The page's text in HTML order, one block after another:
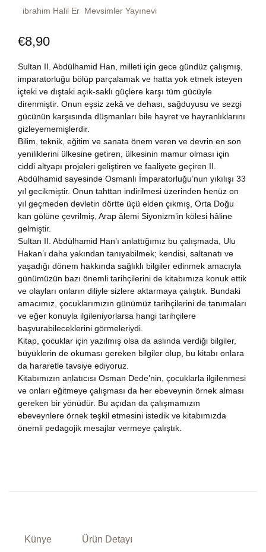
Felsefe
Fransızca
Ingilizce
Kişisel Gelişim
Psikoloji
Tarih
Bize Ulaşın
TR
DE
ibrahim Halil Er Mevsimler Yayınevi
€8,90
Sultan II. Abdülhamid Han, milleti için gece gündüz çalışmış,
imparatorluğu bölüp parçalamak ve hatta yok etmek isteyen
içteki ve dıştaki açık-saklı güçlere karşı tüm gücüyle
direnmiştir. Onun eşsiz zekâ ve dehası, sağduyusu ve sezgi
gücünün karşısında düşmanları bile hayret ve hayranlıklarını
gizleyememişlerdir.
Bilim, teknik, eğitim ve sanata önem veren ve devrin en son
yeniliklerini ülkesine getiren, ülkesinin mamur olması için
ciddi altyapı projeleri geliştiren ve faaliyete geçiren II.
Abdülhamid sayesinde Osmanlı İmparatorluğu’nun yıkılışı 33
yıl gecikmiştir. Onun tahttan indirilmesi üzerinden henüz on
yıl geçmeden devletin dörtte üçü elden çıkmış, Orta Doğu
kan gölüne çevrilmiş, Arap âlemi Siyonizm’in kölesi hâline
gelmiştir.
Sultan II. Abdülhamid Han’ı anlattığımız bu çalışmada, Ulu
Hakan’ı daha yakından tanıyabilmek; kendisi, saltanatı ve
yaşadığı dönem hakkında sağlıklı bilgiler edinmek amacıyla
günümüzün bazı önemli tarihçilerini de kitabımıza konuk ettik
ve olayları onların diliyle sizlere aktarmaya çalıştık. Bundaki
amacımız, çocuklarımızın günümüz tarihçilerini de tanımaları
ve eğer konuyla ilgileniyorlarsa hangi tarihçilere
başvurabileceklerini görmeleriydi.
Kitap, çocuklar için yazılmış olsa da aslında verdiği bilgiler,
büyüklerin de okuması gereken bilgiler olup, bu kitabı onlara
da hararetle tavsiye ediyoruz.
Kitabımızın anlatıcısı Osman Dede’nin, çocuklarla ilgilenmesi
ve onları eğitmeye çalışması da her ebeveynin örnek alması
gereken bir yönüdür. Bu açıdan da çalışmamızın
ebeveynlere örnek teşkil etmesini istedik ve kitabımızda
önemli pedagojik mesajlar vermeye çalıştık.
Künye Ürün Detayı